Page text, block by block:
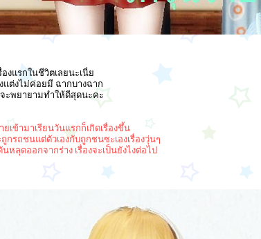
งแรกในชีวิตเลยนะเนี่ย
แต่งไม่ค่อยมี ฉากบางฉาก
ะพยายามทำให้ดีสุดนะคะ
เข้ามาเรียนวันแรกก็เกิดเรื่องขึ้น
กรถชนแต่ตัวเองกับถูกชนซะเองเรื่องวุ่นๆ
ลุดออกจากร่าง เรื่องจะเป็นยังไงต่อไป